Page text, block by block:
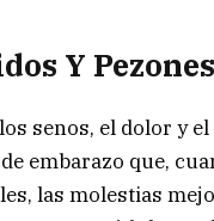
Y
senos, el dolor y
embarazo que,
las molestias